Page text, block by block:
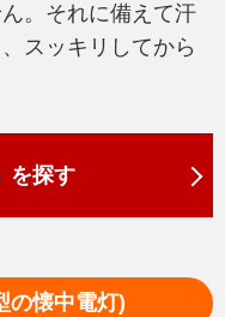
。それに備えて汗
スッキリしてから
を探す
の懐中電灯)